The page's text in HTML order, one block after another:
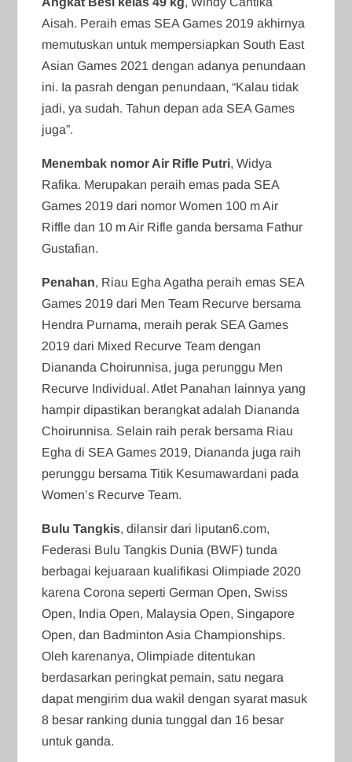
Aisah. Peraih emas SEA Games 2019 akhirnya
memutuskan untuk mempersiapkan South East
Asian Games 2021 dengan adanya penundaan
ini. Ia pasrah dengan penundaan, “Kalau tidak
jadi, ya sudah. Tahun depan ada SEA Games
juga”.
Menembak nomor Air Rifle Putri, Widya
Rafika. Merupakan peraih emas pada SEA
Games 2019 dari nomor Women 100 m Air
Riffle dan 10 m Air Rifle ganda bersama Fathur
Gustafian.
Penahan, Riau Egha Agatha peraih emas SEA
Games 2019 dari Men Team Recurve bersama
Hendra Purnama, meraih perak SEA Games
2019 dari Mixed Recurve Team dengan
Diananda Choirunnisa, juga perunggu Men
Recurve Individual. Atlet Panahan lainnya yang
hampir dipastikan berangkat adalah Diananda
Choirunnisa. Selain raih perak bersama Riau
Egha di SEA Games 2019, Diananda juga raih
perunggu bersama Titik Kesumawardani pada
Women’s Recurve Team.
Bulu Tangkis, dilansir dari liputan6.com,
Federasi Bulu Tangkis Dunia (BWF) tunda
berbagai kejuaraan kualifikasi Olimpiade 2020
karena Corona seperti German Open, Swiss
Open, India Open, Malaysia Open, Singapore
Open, dan Badminton Asia Championships.
Oleh karenanya, Olimpiade ditentukan
berdasarkan peringkat pemain, satu negara
dapat mengirim dua wakil dengan syarat masuk
8 besar ranking dunia tunggal dan 16 besar
untuk ganda.